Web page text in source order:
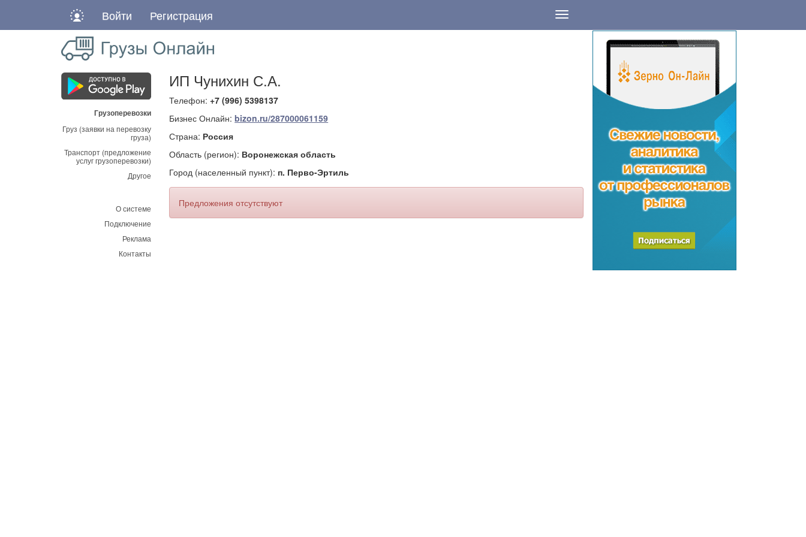
Войти Регистрация Навигация
Грузоперевозки
Груз (заявки на перевозку
груза)
Транспорт (предложение
услуг грузоперевозки)
Другое
О системе
Подключение
Реклама
Контакты
ИП Чунихин С.А.
Телефон: +7 (996) 5398137
Бизнес Онлайн: bizon.ru/287000061159
Страна: Россия
Область (регион): Воронежская область
Город (населенный пункт): п. Перво-Эртиль
Предложения отсутствуют